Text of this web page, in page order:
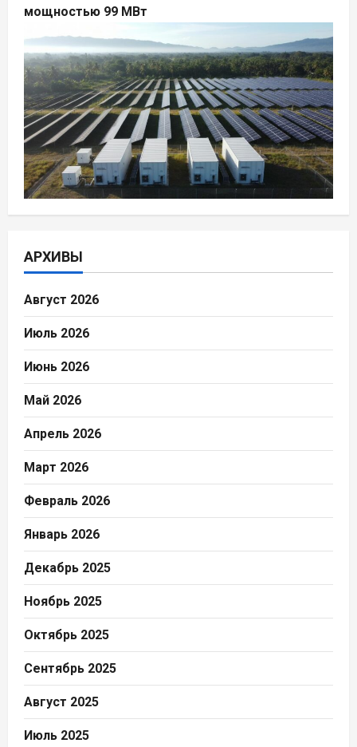
мощностью 99 МВт
АРХИВЫ
Август 2026
Июль 2026
Июнь 2026
Май 2026
Апрель 2026
Март 2026
Февраль 2026
Январь 2026
Декабрь 2025
Ноябрь 2025
Октябрь 2025
Сентябрь 2025
Август 2025
Июль 2025